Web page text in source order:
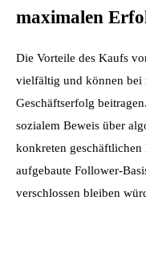
maximalen
Die Vorteile des Kaufs
vielfältig und können bei
Geschäftserfolg
sozialem Beweis über
konkreten
aufgebaute Follower-
verschlossen bleiben